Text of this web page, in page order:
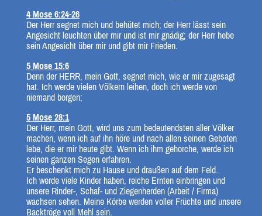
4 Mose 6:24-26
Der Herr segnet mich und behütet mich; der Herr lässt sein
Angesicht leuchten über mir und ist mir gnädig; der Herr hebe
sein Angesicht über mir und gibt mir Frieden.
5 Mose 15:6
Denn der HERR, mein Gott, segnet mich, wie er mir zugesagt
hat. Ich werde vielen Völkern leihen, doch ich werde von
niemand borgen;
5 Mose 28:1
Der Herr, mein Gott, wird uns zum bedeutendsten aller Völker
machen, wenn ich auf ihn höre und nach allen seinen Geboten
lebe, die er mir heute gibt. Wenn ich ihm gehorche, werde ich
seinen ganzen Segen erfahren.
Er beschenkt mich zu Hause und draußen auf dem Feld.
Ich werde viele Kinder haben, reiche Ernten einbringen und
unsere Rinder-, Schaf- und Ziegenherden (Arbeit / Firma)
wachsen sehen. Meine Körbe werden voller Früchte und unsere
Backtröge voll Mehl sein.